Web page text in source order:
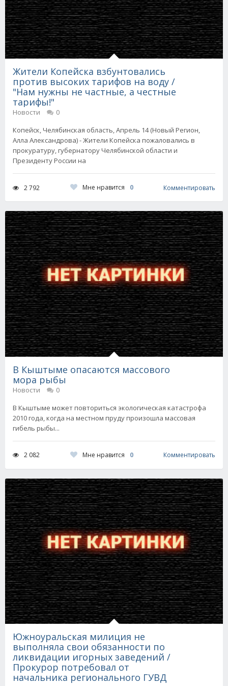
Жители Копейска взбунтовались
против высоких тарифов на воду /
"Нам нужны не частные, а честные
тарифы!"
Новости
0
Копейск, Челябинская область, Апрель 14 (Новый Регион,
Алла Александрова) - Жители Копейска пожаловались в
прокуратуру, губернатору Челябинской области и
Президенту России на
2 792 Мне нравится 0 Комментировать
В Кыштыме опасаются массового
мора рыбы
Новости
0
В Кыштыме может повториться экологическая катастрофа
2010 года, когда на местном пруду произошла массовая
гибель рыбы...
2 082 Мне нравится 0 Комментировать
Южноуральская милиция не
выполняла свои обязанности по
ликвидации игорных заведений /
Прокурор потребовал от
начальника регионального ГУВД